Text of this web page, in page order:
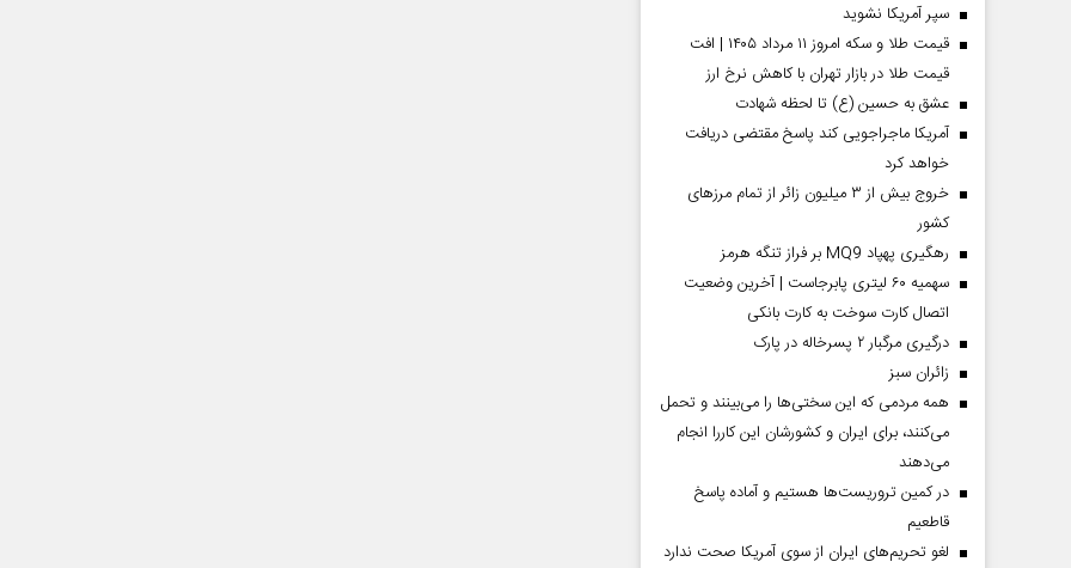
سپر آمریکا نشوید
قیمت طلا و سکه امروز ۱۱ مرداد ۱۴۰۵ | افت
قیمت طلا در بازار تهران با کاهش نرخ ارز
عشق به حسین (ع) تا لحظه شهادت
آمریکا ماجراجویی کند پاسخ مقتضی دریافت
خواهد کرد
خروج بیش از ۳ میلیون زائر از تمام مرز‌های
کشور
رهگیری پهپاد MQ9 بر فراز تنگه هرمز
سهمیه ۶۰ لیتری پابرجاست | آخرین وضعیت
اتصال کارت سوخت به کارت بانکی
درگیری مرگبار ۲ پسرخاله در پارک
‌زائران سبز
همه مردمی که این سختی‌ها را می‌بینند و تحمل
می‌کنند، برای ایران و کشورشان این کاررا انجام
می‌دهند
در کمین تروریست‌ها هستیم و آماده پاسخ
قاطعیم
لغو تحریم‌های ایران از سوی آمریکا صحت ندارد